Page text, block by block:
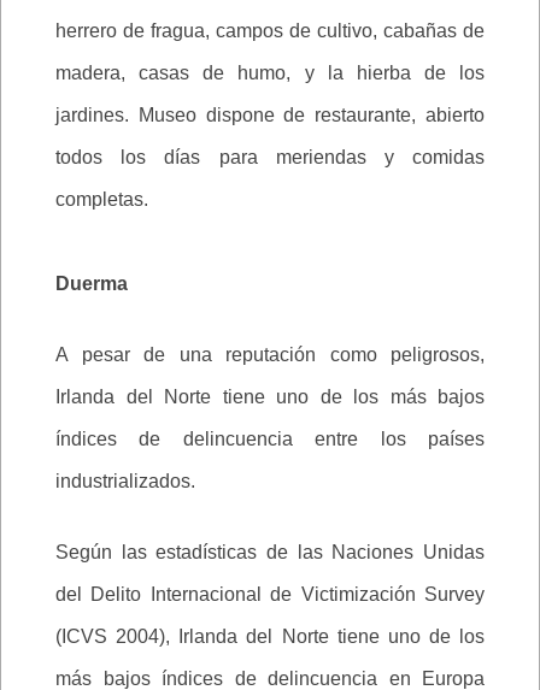
herrero de fragua, campos de cultivo, cabañas de
madera, casas de humo, y la hierba de los
jardines. Museo dispone de restaurante, abierto
todos los días para meriendas y comidas
completas.
Duerma
A pesar de una reputación como peligrosos,
Irlanda del Norte tiene uno de los más bajos
índices de delincuencia entre los países
industrializados.
Según las estadísticas de las Naciones Unidas
del Delito Internacional de Victimización Survey
(ICVS 2004), Irlanda del Norte tiene uno de los
más bajos índices de delincuencia en Europa